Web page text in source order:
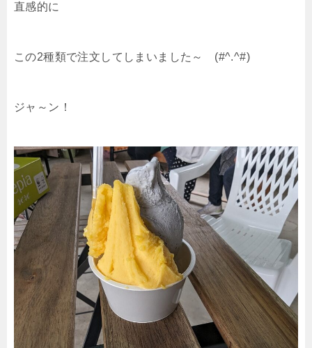
直感的に
この2種類で注文してしまいました～ (#^.^#)
ジャ～ン！